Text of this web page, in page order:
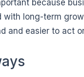
because
with long-term
and easier to act